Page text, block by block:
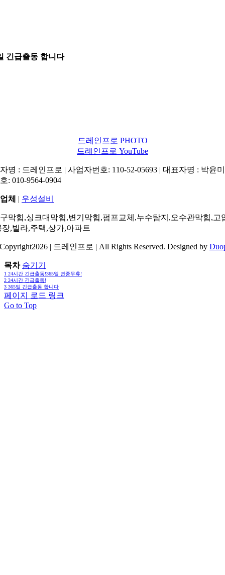
긴급출동 합니다
드레인프로 PHOTO
드레인프로 YouTube
명 : 드레인프로 | 사업자번호: 110-52-05693 | 대표자명 : 박윤
: 010-9564-0904
체 | 우성설비
막힘,싱크대막힘,변기막힘,펌프교체,누수탐지,오수관막힘,고
장,빌라,주택,상가,아파트
| 드레인프로 | All Rights Reserved. Designed by
목차 숨기기
1 24시간 긴급출동!365일 연중무휴!
2 24시간 긴급출동!
3 365일 긴급출동 합니다
페이지 로드 링크
Go to Top